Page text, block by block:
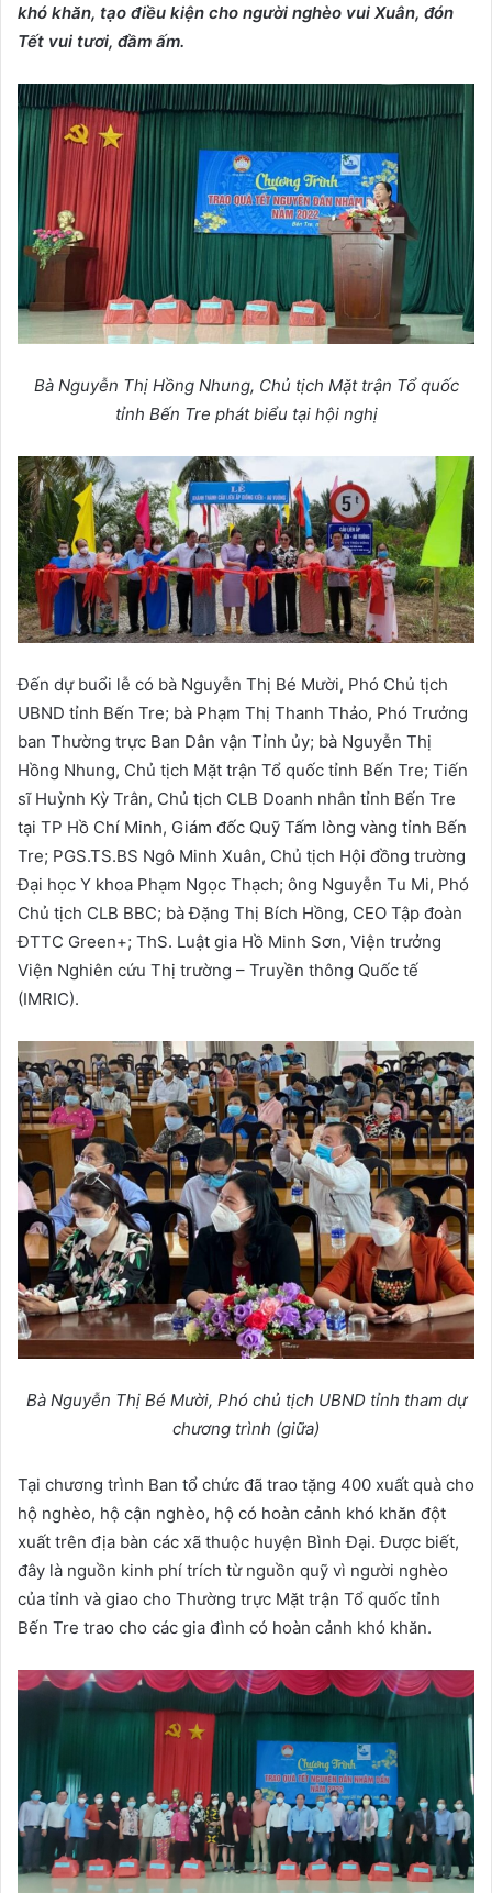
khó khăn, tạo điều kiện cho người nghèo vui Xuân, đón
Tết vui tươi, đầm ấm.
Bà Nguyễn Thị Hồng Nhung, Chủ tịch Mặt trận Tổ quốc
tỉnh Bến Tre phát biểu tại hộinghị
Đến dự buổi lễ có bà Nguyễn Thị Bé Mười, Phó Chủ tịch
UBND tỉnh Bến Tre; bà Phạm Thị Thanh Thảo, Phó Trưởng
ban Thường trực Ban Dân vận Tỉnh ủy; bà Nguyễn Thị
Hồng Nhung, Chủ tịch Mặt trận Tổ quốc tỉnh Bến Tre; Tiến
sĩ Huỳnh Kỳ Trân, Chủ tịch CLB Doanh nhân tỉnh Bến Tre
tại TP Hồ Chí Minh, Giám đốc Quỹ Tấm lòng vàng tỉnh Bến
Tre; PGS.TS.BS Ngô Minh Xuân, Chủ tịch Hội đồng trường
Đại học Y khoa Phạm Ngọc Thạch; ông Nguyễn Tu Mi, Phó
Chủ tịch CLB BBC; bà Đặng Thị Bích Hồng, CEO Tập đoàn
ĐTTC Green+; ThS. Luật gia Hồ Minh Sơn, Viện trưởng
Viện Nghiên cứu Thị trường – Truyền thông Quốc tế
(IMRIC).
Bà Nguyễn Thị Bé Mười, Phó chủ tịch UBND tỉnh tham dự
chương trình (giữa)
Tại chương trình Ban tổ chức đã trao tặng 400 xuất quà cho
hộ nghèo, hộ cận nghèo, hộ có hoàn cảnh khó khăn đột
xuất trên địa bàn các xã thuộc huyện Bình Đại. Được biết,
đây là nguồn kinh phí trích từ nguồn quỹ vì người nghèo
của tỉnh và giao cho Thường trực Mặt trận Tổ quốc tỉnh
Bến Tre trao cho các gia đình có hoàn cảnh khó khăn.